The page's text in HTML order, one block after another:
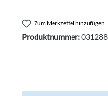
Zum Merkzettel hinzufügen
Produktnummer:031288